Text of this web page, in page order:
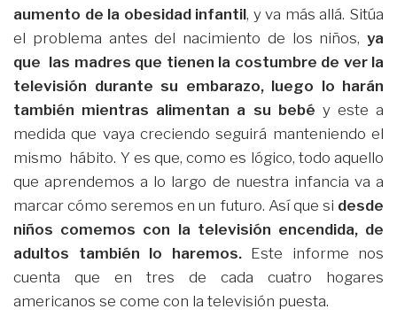
aumento de la obesidad infantil, y va más allá. Sitúa
el problema antes del nacimiento de los niños, ya
que las madres que tienen la costumbre de ver la
televisión durante su embarazo, luego lo harán
también mientras alimentan a su bebé y este a
medida que vaya creciendo seguirá manteniendo el
mismo hábito. Y es que, como es lógico, todo aquello
que aprendemos a lo largo de nuestra infancia va a
marcar cómo seremos en un futuro. Así que si desde
niños comemos con la televisión encendida, de
adultos también lo haremos.Este informe nos
cuenta que en tres de cada cuatro hogares
americanos se come con la televisión puesta.